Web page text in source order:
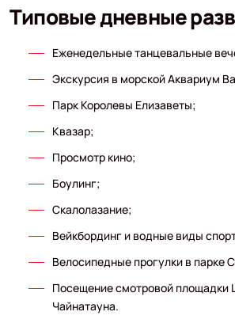
Типовые дневные
Еженедельные танцевальные
Экскурсия в морской Аквариум
Парк Королевы Елизаветы;
Квазар;
Просмотр кино;
Боулинг;
Скалолазание;
Вейкбординг и водные виды
Велосипедные прогулки в парке
Посещение смотровой площадки
Чайнатауна.